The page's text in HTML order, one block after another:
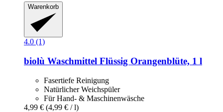
Warenkorb
4.0 (1)
biolù Waschmittel Flüssig Orangenblüte, 1 l
Fasertiefe Reinigung
Natürlicher Weichspüler
Für Hand- & Maschinenwäsche
4,99 € (4,99 € / l)